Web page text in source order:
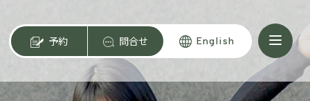
予約 問合せ English